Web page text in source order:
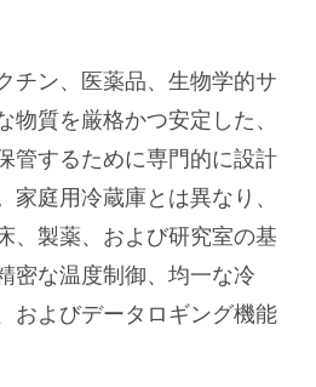
チン、医薬品、生物学的サ
物質を厳格かつ安定した、
管するために専門的に設計
家庭用冷蔵庫とは異なり、
、製薬、および研究室の基
密な温度制御、均一な冷
およびデータロギング機能